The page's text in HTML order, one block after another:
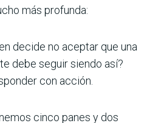
más profunda:
decide no aceptar que una
debe seguir siendo así?
con acción.
cinco panes y dos